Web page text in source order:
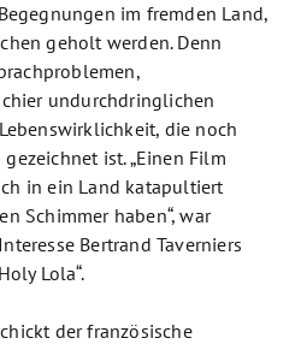
im fremden Land,
geholt werden. Denn
undurchdringlichen
die noch
ist. „Einen Film
in ein Land katapultiert
Schimmer haben“, war
Bertrand Taverniers
Lola“.
der französische